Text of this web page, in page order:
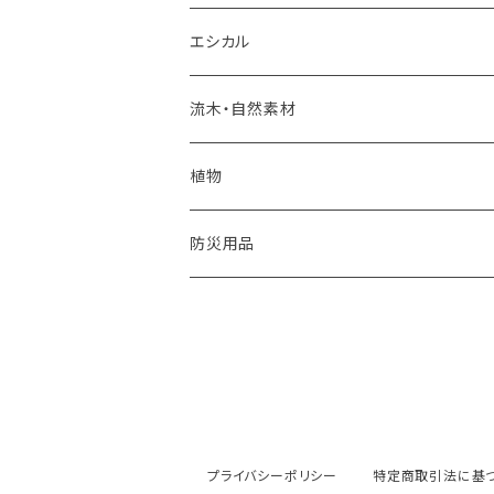
食品
調味料・食品
フェアトレード食品
エコペーパー
PSペーパー
オリジナルカレンダー
海洋プラスチックごみ
コースター
植木鉢
建築廃材
ウッドボード
天然石
エシカル
炭
くり返し使えるエコアイテム
蜜蝋ラップ
流木・自然素材
植物
防災用品
プライバシーポリシー 特定商取引法に基